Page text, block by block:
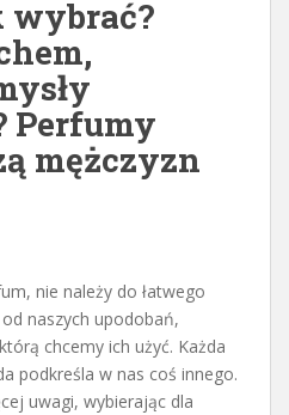
wybrać?
Perfumy
mężczyzn
nie należy do łatwego
naszych upodobań,
chcemy ich użyć. Każda
podkreśla w nas coś innego.
uwagi, wybierając dla